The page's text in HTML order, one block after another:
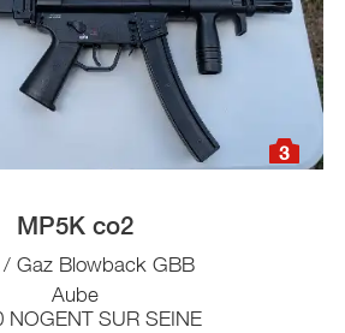
3
MP5K co2
/ Gaz Blowback GBB
Aube
NOGENT SUR SEINE